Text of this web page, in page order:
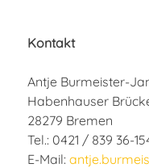
Kontakt
Antje Burmeister-
Habenhauser
28279 Bremen
Tel.: 0421 / 839 36-
E-Mail: